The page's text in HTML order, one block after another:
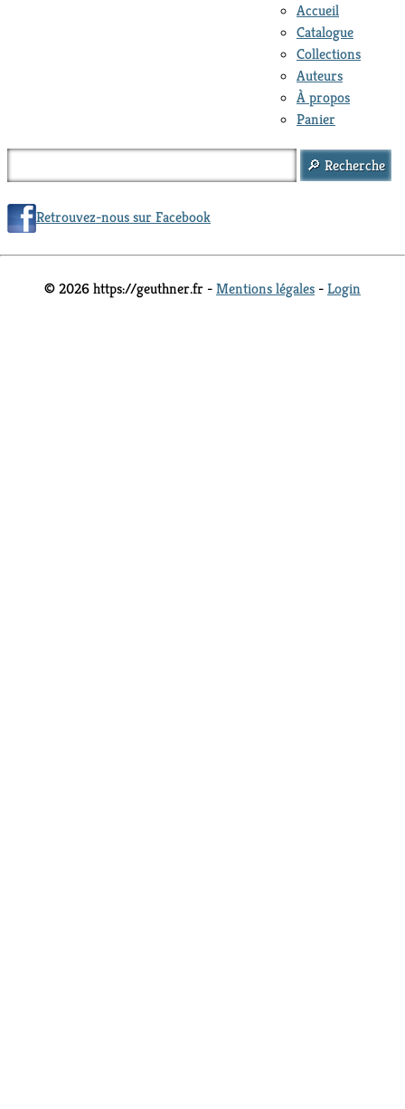
Accueil
Catalogue
Collections
Auteurs
À propos
Panier
Retrouvez-nous sur Facebook
© 2026 https://geuthner.fr -Mentions légales -Login